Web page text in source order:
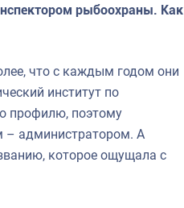
рыбоохраны. Как
что с каждым годом они
институт по
профилю, поэтому
– администратором. А
которое ощущала с